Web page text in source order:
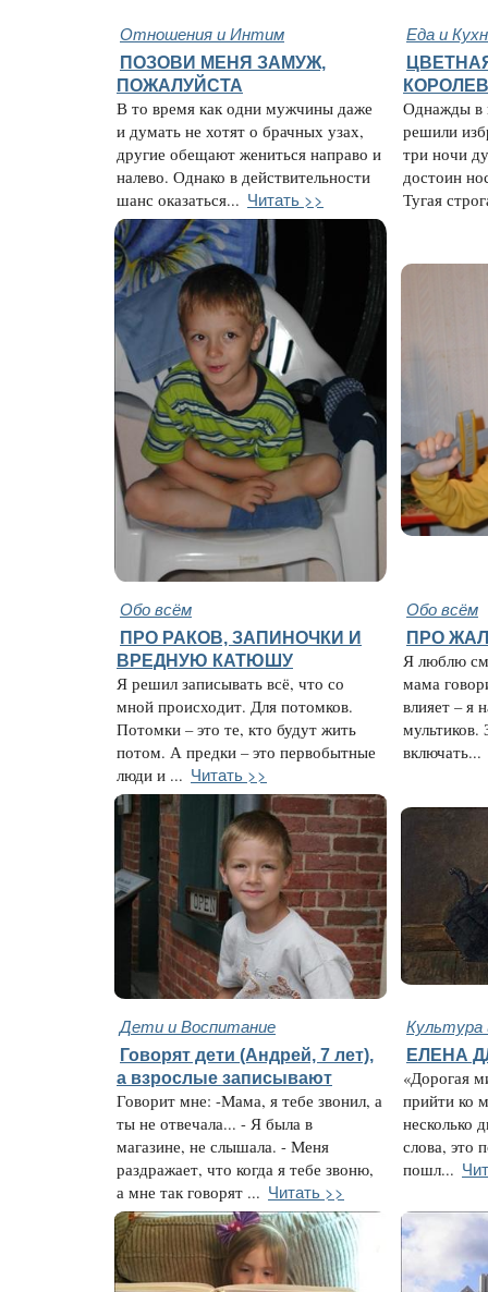
Отношения и Интим Еда и
ПОЗОВИ МЕНЯ ЗАМУЖ,
ПОЖАЛУЙСТА
В то время как одни мужчины даже
и думать не хотят о брачных узах,
другие обещают жениться направо и
налево. Однако в действительности
шанс оказаться... Читать >>
Однажды в
решили
три ночи
достоин
Тугая
Обо всём Обо всём
ПРО РАКОВ, ЗАПИНОЧКИ И
ВРЕДНУЮ КАТЮШУ
Я решил записывать всё, что со
мной происходит. Для потомков.
Потомки – это те, кто будут жить
потом. А предки – это первобытные
люди и ... Читать >>
ПРО
Я люблю
мама
влияет – я
мультиков.
включать...
Дети и Воспитание Культура
Говорят дети (Андрей, 7 лет),
а взрослые записывают
Говорит мне: -Мама, я тебе звонил, а
ты не отвечала... - Я была в
магазине, не слышала. - Меня
раздражает, что когда я тебе звоню,
а мне так говорят ... Читать >>
ЕЛЕНА
«Дорогая
прийти ко
несколько
слова, это
пошл...